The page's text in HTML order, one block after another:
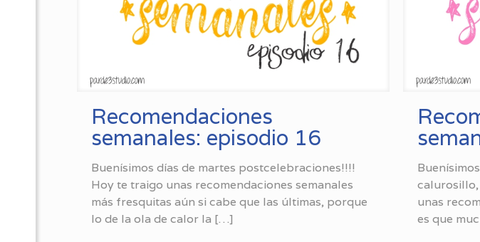
Recomendaciones
semanales: episodio 16
Buenísimos días de martes postcelebraciones!!!!
Hoy te traigo unas recomendaciones semanales
más fresquitas aún si cabe que las últimas, porque
lo de la ola de calor la […]
calurosillo,
unas
es que